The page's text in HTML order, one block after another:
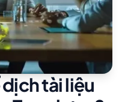
tài liệu